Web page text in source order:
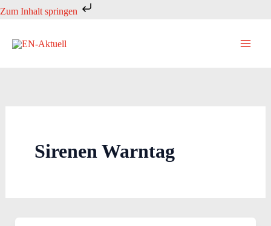
Zum Inhalt springen
Zum
springen
Sirenen Warntag